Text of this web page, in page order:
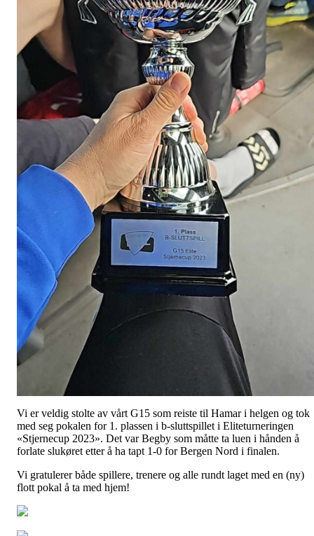
Vi er veldig stolte av vårt G15 som reiste til Hamar i helgen og tok
med seg pokalen for 1. plassen i b-sluttspillet i Eliteturneringen
«Stjernecup 2023». Det var Begby som måtte ta luen i hånden å
forlate slukøret etter å ha tapt 1-0 for Bergen Nord i finalen.
Vi gratulerer både spillere, trenere og alle rundt laget med en (ny)
flott pokal å ta med hjem!